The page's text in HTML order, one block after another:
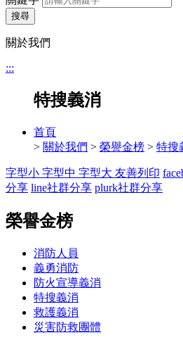
搜尋
關於我們
:::
特搜義消
首頁
> 關於我們 > 榮譽金榜 > 特搜
字型小 字型中 字型大 友善列印
分享 line社群分享 plurk社群分享
榮譽金榜
消防人員
義勇消防
防火宣導義消
特搜義消
救護義消
災害防救團體